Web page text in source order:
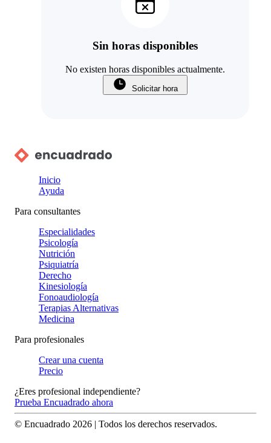
Sin horas disponibles
No existen horas disponibles actualmente.
Solicitar hora
Inicio
Ayuda
Para consultantes
Especialidades
Psicología
Nutrición
Psiquiatría
Derecho
Kinesiología
Fonoaudiología
Terapias Alternativas
Medicina
Para profesionales
Crear una cuenta
Precio
¿Eres profesional independiente?
Prueba Encuadrado ahora
© Encuadrado 2026 | Todos los derechos reservados.